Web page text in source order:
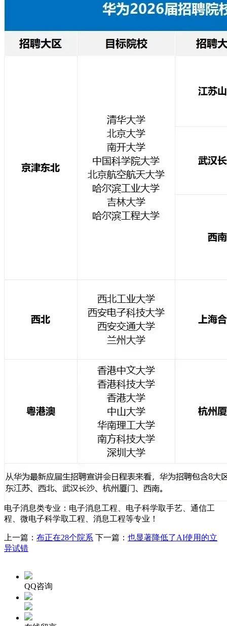
电子消息类专业：电子消息工程、电子科学取手艺、通信工
程、微电子科学取工程、消息工程等专业！
上一篇： 布正在28个院系 下一篇： 也显著降低了AI使用的立
异试错
QQ咨询